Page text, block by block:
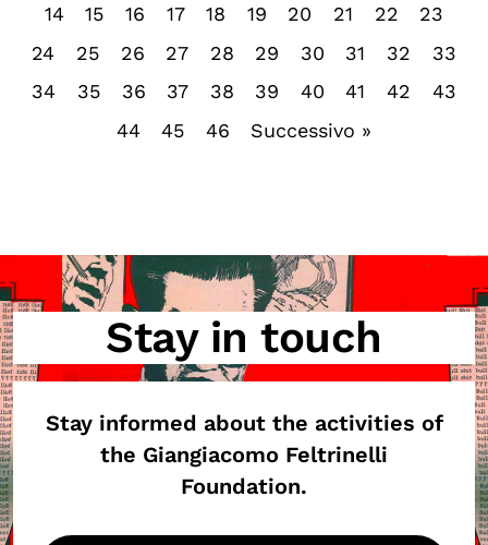
14
15 16 17 18 19 20 21 22
23
24
25 26 27 28 29 30 31 32
33
34
35 36 37 38 39 40 41 42
43
44
45 46 Successivo »
Stay in touch
Stay informed about the activities of
the Giangiacomo Feltrinelli
Foundation.